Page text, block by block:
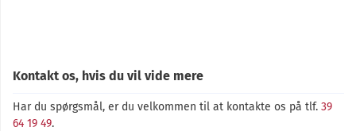
Kontakt os, hvis du vil vide mere
Har du spørgsmål, er du velkommen til at kontakte os på tlf. 39
64 19 49.